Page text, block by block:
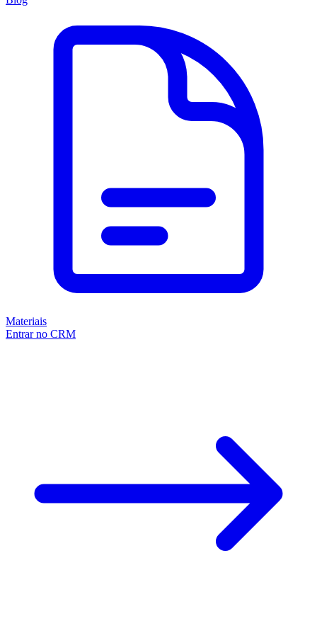
Materiais
Entrar no CRM